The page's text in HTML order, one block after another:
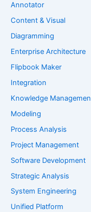
Annotator
Content & Visual
Diagramming
Enterprise Architecture
Flipbook Maker
Integration
Knowledge
Modeling
Process Analysis
Project Management
Software Development
Strategic Analysis
System Engineering
Unified Platform